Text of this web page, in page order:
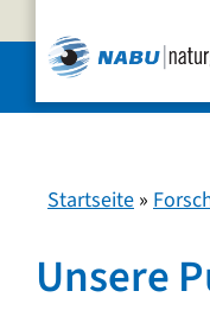
Inhalt
springen
Startseite »
Unsere